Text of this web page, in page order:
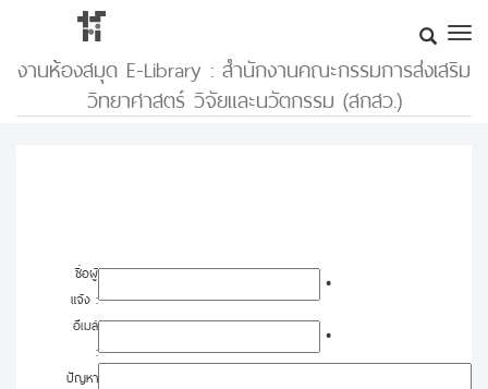
งานห้องสมุด E-Library : สำนักงานคณะกรรมการส่งเสริม
วิทยาศาสตร์ วิจัยและนวัตกรรม (สกสว.)
ชื่อผู้
แจ้ง :
*
อีเมล์
:
*
ปัญหา